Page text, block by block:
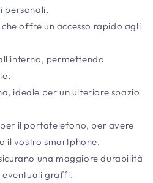
personali.
offre un accesso rapido agli
permettendo
ideale per un ulteriore spazio
il portatelefono, per avere
il vostro smartphone.
una maggiore durabilità
eventuali graffi.